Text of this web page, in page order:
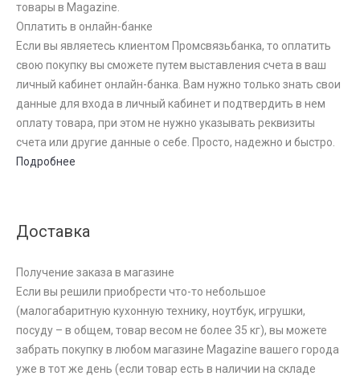
товары в Magazine.
Оплатить в онлайн-банке
Если вы являетесь клиентом Промсвязьбанка, то оплатить
свою покупку вы сможете путем выставления счета в ваш
личный кабинет онлайн-банка. Вам нужно только знать свои
данные для входа в личный кабинет и подтвердить в нем
оплату товара, при этом не нужно указывать реквизиты
счета или другие данные о себе. Просто, надежно и быстро.
Подробнее
Доставка
Получение заказа в магазине
Если вы решили приобрести что-то небольшое
(малогабаритную кухонную технику, ноутбук, игрушки,
посуду – в общем, товар весом не более 35 кг), вы можете
забрать покупку в любом магазине Magazine вашего города
уже в тот же день (если товар есть в наличии на складе